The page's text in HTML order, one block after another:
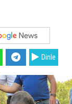
Dinle